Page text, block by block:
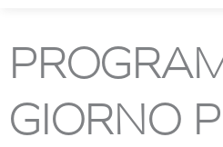
GIORNO